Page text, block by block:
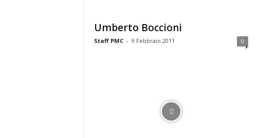
Umberto Boccioni
Staff PMC - 9 Febbraio 2011 0